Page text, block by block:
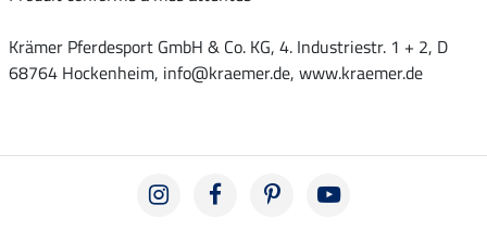
Krämer Pferdesport GmbH & Co. KG, 4. Industriestr. 1 + 2, D
68764 Hockenheim, info@kraemer.de, www.kraemer.de